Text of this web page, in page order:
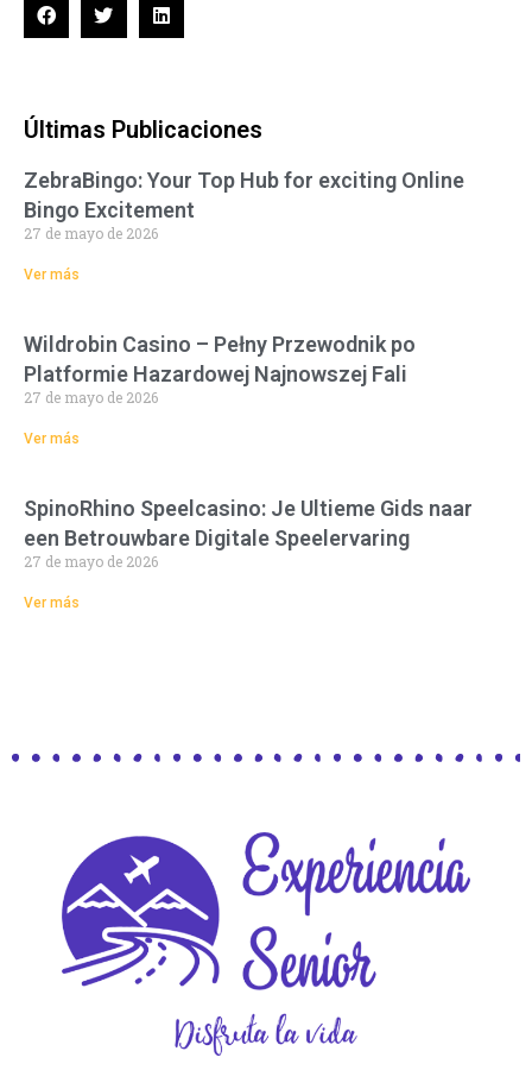
Últimas Publicaciones
ZebraBingo: Your Top Hub for exciting Online
Bingo Excitement
27 de mayo de 2026
Ver más
Wildrobin Casino – Pełny Przewodnik po
Platformie Hazardowej Najnowszej Fali
27 de mayo de 2026
Ver más
SpinoRhino Speelcasino: Je Ultieme Gids naar
een Betrouwbare Digitale Speelervaring
27 de mayo de 2026
Ver más